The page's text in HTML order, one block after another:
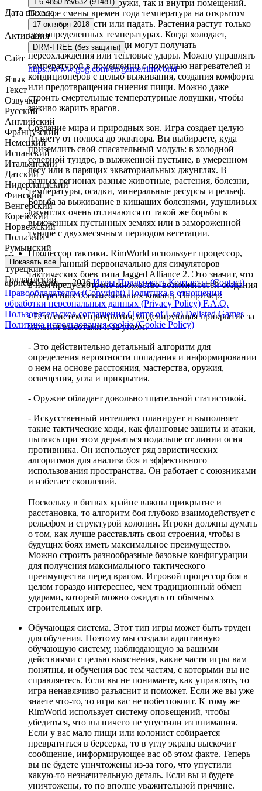
моделируются как снаружи, так и внутри помещений.
По мере смены времен года температура на открытом
воздухе будет расти или падать. Растения растут только
при определенных температурах. Когда холодает,
начинает идти снег. Люди могут получать
переохлаждения или тепловые удары. Можно управлять
температурой в помещении с помощью нагревателей и
кондиционеров с целью выживания, создания комфорта
или предотвращения гниения пищи. Можно даже
строить смертельные температурные ловушки, чтобы
заживо жарить врагов.
Создание мира и природных зон. Игра создает целую
планету от полюса до экватора. Вы выбираете, куда
приземлить свой спасательный модуль: в холодной
северной тундре, в выжженной пустыне, в умеренном
лесу или в парящих экваториальных джунглях. В
разных регионах разные животные, растения, болезни,
температуры, осадки, минеральные ресурсы и рельеф.
Борьба за выживание в кишащих болезнями, удушливых
джунглях очень отличаются от такой же борьбы в
выжженных пустынных землях или в замороженной
тундре с двухмесячным периодом вегетации.
Процессор тактики. RimWorld использует процессор,
разработанный первоначально для симуляторов
тактических боев типа Jagged Alliance 2. Это значит, что
в нем предусмотрено множество возможностей создания
интересных боев небольших команд. Например:
- Есть система прикрытия, моделирующая прикрытие за
малыми высотами и за углом.
- Это действительно детальный алгоритм для
определения вероятности попадания и информировании
о нем на основе расстояния, мастерства, оружия,
освещения, угла и прикрытия.
- Оружие обладает довольно тщательной статистикой.
- Искусственный интеллект планирует и выполняет
такие тактические ходы, как фланговые защиты и атаки,
пытаясь при этом держаться подальше от линии огня
противника. Он использует ряд эвристических
алгоритмов для анализа боя и эффективного
использования пространства. Он работает с союзниками
и избегает скоплений.
Поскольку в битвах крайне важны прикрытие и
расстановка, то алгоритм боя глубоко взаимодействует с
рельефом и структурой колонии. Игроки должны думать
о том, как лучше расставлять свои строения, чтобы в
будущих боях иметь максимальное преимущество.
Можно строить разнообразные базовые конфигурации
для получения максимального тактического
преимущества перед врагом. Игровой процессор боя в
целом гораздо интереснее, чем традиционный обмен
ударами, который можно ожидать от обычных
строительных игр.
Обучающая система. Этот тип игры может быть труден
для обучения. Поэтому мы создали адаптивную
обучающую систему, наблюдающую за вашими
действиями с целью выяснения, какие части игры вам
понятны, и обучения вас тем частям, с которыми вы не
справляетесь. Если вы не понимаете, как управлять, то
игра ненавязчиво разъяснит и поможет. Если же вы уже
знаете что-то, то игра вас не побеспокоит. К тому же
RimWorld использует систему оповещений, чтобы
убедиться, что вы ничего не упустили из внимания.
Если у вас мало пищи или колонист собирается
превратиться в берсерка, то в углу экрана выскочит
сообщение, информирующее вас об этом факте. Теперь
вы не будете уничтожены из-за того, что упустили
какую-то незначительную деталь. Если вы и будете
уничтожены, то по вполне уважительной причине.
Дата выхода
17 октября 2018
Активация
DRM-FREE (без защиты)
Сайт
https://www.gog.com/en/game/rimworld
Язык
Текст
Озвучка
Русский
Английский
Французский
Немецкий
Испанский
Итальянский
Датский
Нидерландский
Финский
Венгерский
Корейский
Норвежский
Польский
Румынский
Шведский
Турецкий
Голландский
Показать все
appnetica.com — 2026 Игры Поддержать Контакты (Contact)
Правообладателям (Copyright) Политика в отношении
обработки персональных данных (Privacy Policy) F.A.Q.
Пользовательское соглашение (Terms of Use) Delisted Games
Политика использования cookie (Cookie Policy)